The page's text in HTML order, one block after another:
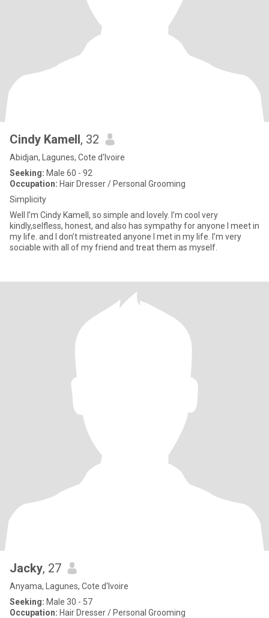
Cindy Kamell, 32
Abidjan, Lagunes, Cote d'Ivoire
Seeking: Male 60 - 92
Occupation: Hair Dresser / Personal Grooming
Simplicity
Well I’m Cindy Kamell, so simple and lovely. I’m cool very
kindly,selfless, honest, and also has sympathy for anyone I meet in
my life. and I don’t mistreated anyone I met in my life. I’m very
sociable with all of my friend and treat them as myself.
Jacky, 27
Anyama, Lagunes, Cote d'Ivoire
Seeking: Male 30 - 57
Occupation: Hair Dresser / Personal Grooming